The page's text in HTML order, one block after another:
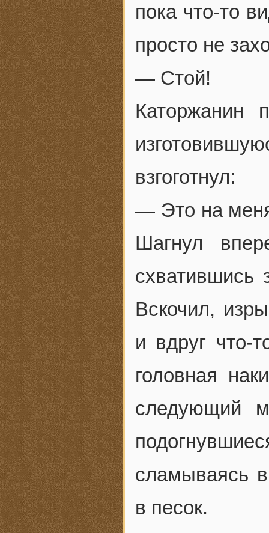
пока что-то
просто не
— Стой!
Каторжанин
взгоготнул:
— Это на
Шагнул
схватившись
Вскочил,
и вдруг что-
головная
следующий
сламываясь
в песок.